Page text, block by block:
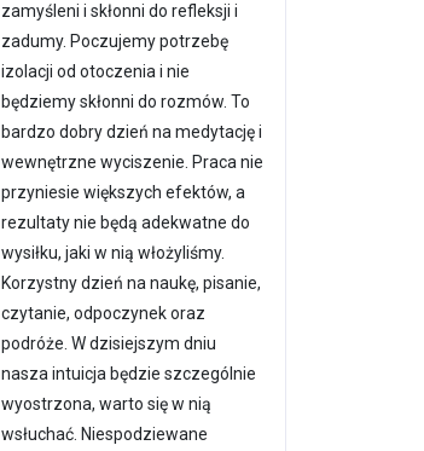
zamyśleni i skłonni do refleksji i
zadumy. Poczujemy potrzebę
izolacji od otoczenia i nie
będziemy skłonni do rozmów. To
bardzo dobry dzień na medytację i
wewnętrzne wyciszenie. Praca nie
przyniesie większych efektów, a
rezultaty nie będą adekwatne do
wysiłku, jaki w nią włożyliśmy.
Korzystny dzień na naukę, pisanie,
czytanie, odpoczynek oraz
podróże. W dzisiejszym dniu
nasza intuicja będzie szczególnie
wyostrzona, warto się w nią
wsłuchać. Niespodziewane